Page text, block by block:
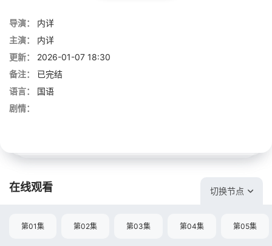
导演：
内详
主演：
内详
更新：
2026-01-07 18:30
备注：
已完结
语言：
国语
剧情：
在线观看 切换节点
第01集 第02集 第03集 第04集 第05集